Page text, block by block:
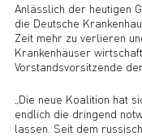
Anlässlich der heutigen
die Deutsche
Zeit mehr zu verlieren
Krankenhäuser
Vorstandsvorsitzende
„Die neue Koalition hat
endlich die dringend
lassen. Seit dem